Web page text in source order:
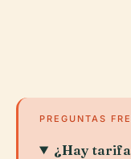
PREGUNTAS
¿Hay